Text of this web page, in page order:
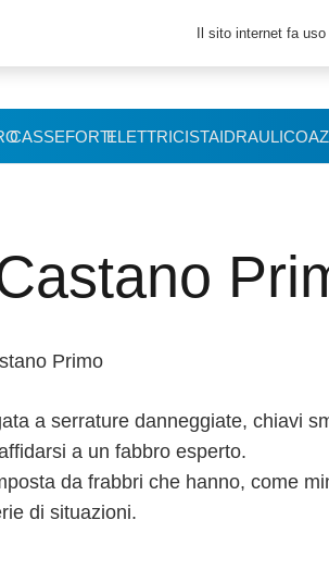
CASSEFORTIELETTRICISTAIDRAULICO
Primo
a serrature danneggiate, chiavi
a un fabbro esperto.
da frabbri che hanno, come
di situazioni.
Il sito internet fa